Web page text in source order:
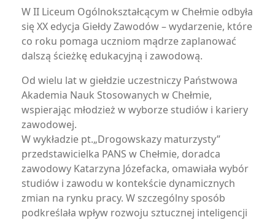
W II Liceum Ogólnokształcącym w Chełmie odbyła
się XX edycja Giełdy Zawodów – wydarzenie, które
co roku pomaga uczniom mądrze zaplanować
dalszą ścieżkę edukacyjną i zawodową.
Od wielu lat w giełdzie uczestniczy Państwowa
Akademia Nauk Stosowanych w Chełmie,
wspierając młodzież w wyborze studiów i kariery
zawodowej.
W wykładzie pt.„Drogowskazy maturzysty”
przedstawicielka PANS w Chełmie, doradca
zawodowy Katarzyna Józefacka, omawiała wybór
studiów i zawodu w kontekście dynamicznych
zmian na rynku pracy. W szczególny sposób
podkreślała wpływ rozwoju sztucznej inteligencji